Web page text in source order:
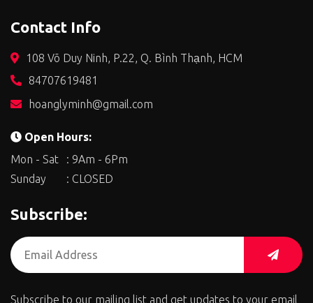
Contact Info
108 Võ Duy Ninh, P.22, Q. Bình Thạnh, HCM
84707619481
hoanglyminh@gmail.com
Open Hours:
Mon - Sat
: 9Am - 6Pm
Sunday
: CLOSED
Subscribe:
Subscribe to our mailing list and get updates to your email
liệu